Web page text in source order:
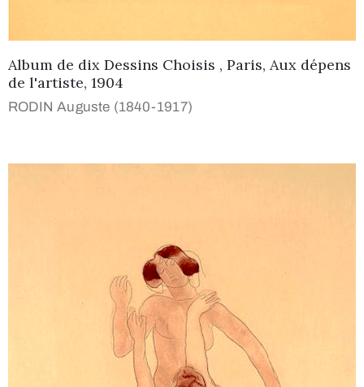
Album de dix Dessins Choisis , Paris, Aux dépens
de l'artiste, 1904
RODIN Auguste (1840-1917)